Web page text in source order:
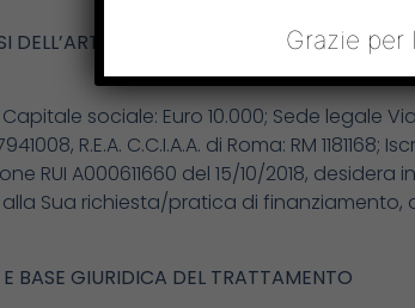
DELL’ART. 13 DEL REGOLAMENTO (UE)
sociale: Euro 10.000; Sede legale
R.E.A. C.C.I.A.A. di Roma: RM
RUI A000611660 del 15/10/2018,
Sua richiesta/pratica di
E BASE GIURIDICA DEL TRATTAMENTO
Grazie